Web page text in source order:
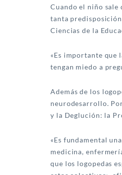
Cuando el niño sale
tanta
Ciencias de la
«Es importante que
tengan miedo a
Además de los
neurodesarrollo.
y la Deglución: la
«Es fundamental
medicina,
que los logopedas